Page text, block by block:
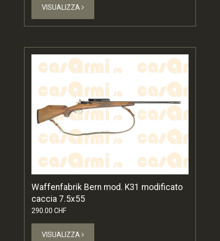
VISUALIZZA
Waffenfabrik Bern mod. K31 modificato
caccia 7.5x55
290.00 CHF
VISUALIZZA